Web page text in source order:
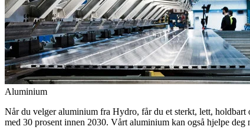
Aluminium
Når du velger aluminium fra Hydro, får du et sterkt, lett,
med 30 prosent innen 2030. Vårt aluminium kan også hjelpe deg